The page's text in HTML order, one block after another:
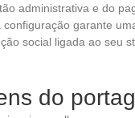
administrativa e do
configuração garante
social ligada ao seu
do